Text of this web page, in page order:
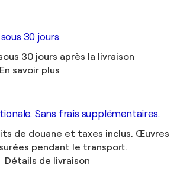
30 jours
30 jours après la livraison
En savoir plus
Sans frais supplémentaires.
de douane et taxes inclus. Œuvres
pendant le transport.
Détails de livraison